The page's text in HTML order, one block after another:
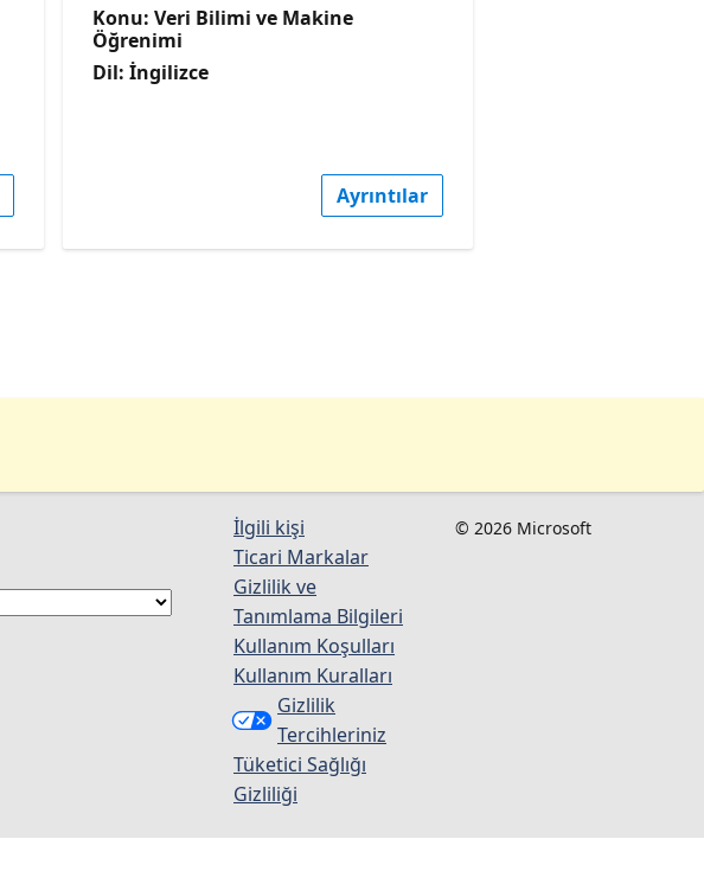
Konu: Veri Bilimi ve Makine
Öğrenimi
Dil: İngilizce
Ayrıntılar
İlgili kişi
Ticari Markalar
Gizlilik ve
Tanımlama Bilgileri
Kullanım Koşulları
Kullanım Kuralları
Gizlilik
Tercihleriniz
Tüketici Sağlığı
Gizliliği
© 2026 Microsoft